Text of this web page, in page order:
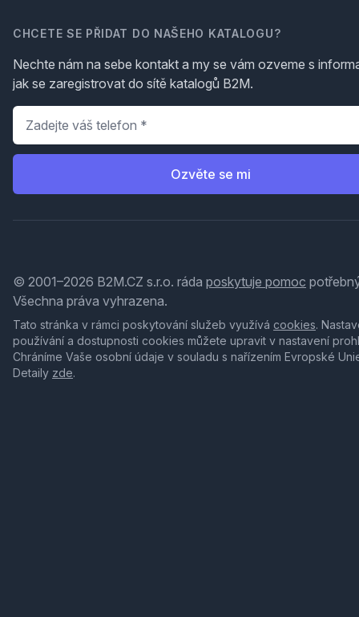
CHCETE SE PŘIDAT DO NAŠEHO KATALOGU?
Nechte nám na sebe kontakt a my se vám ozveme s
jak se zaregistrovat do sítě katalogů B2M.
Telefon
Ozvěte se mi
© 2001–2026 B2M.CZ s.r.o. ráda poskytuje pomoc
Všechna práva vyhrazena.
Tato stránka v rámci poskytování služeb využívá cookies.
používání a dostupnosti cookies můžete upravit v nastavení
Chráníme Vaše osobní údaje v souladu s nařízením Evropské
Detaily zde.